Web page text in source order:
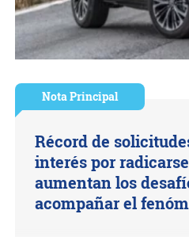
Nota Principal
Récord de
interés por
aumentan los
acompañar el